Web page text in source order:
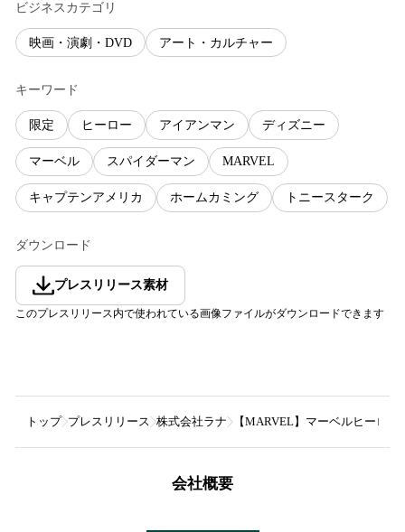
ビジネスカテゴリ
映画・演劇・DVD アート・カルチャー
キーワード
限定 ヒーロー アイアンマン ディズニー
マーベル スパイダーマン MARVEL
キャプテンアメリカ ホームカミング トニースターク
ダウンロード
プレスリリース素材
このプレスリリース内で使われている画像ファイルがダウンロードできます
トップ プレスリリース 株式会社ラナ 【MARVEL】マーベルヒーロ
会社概要